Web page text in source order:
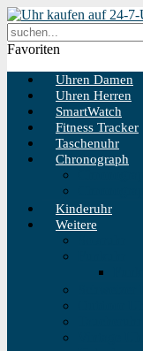
Favoriten
Uhren Damen
Uhren Herren
SmartWatch
Fitness Tracker
Taschenuhr
Chronograph
Kinderuhr
Weitere